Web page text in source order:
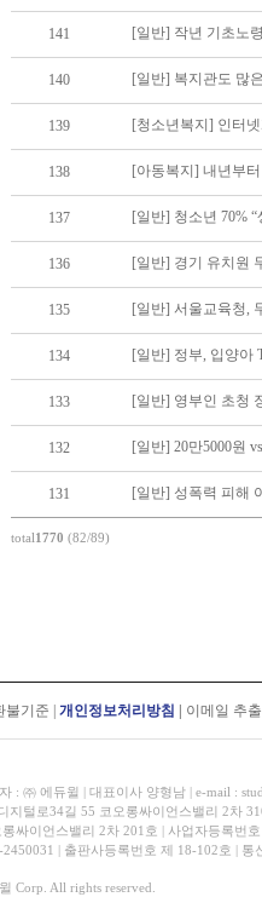
141 [일반] 작년 기초노
140 [일반] 복지관도 많
139 [청소년복지] 인터
138 [아동복지] 내년부
137 [일반] 청소년 70%
136 [일반] 경기 유치원
135
134 [일반] 정부, 입양아
133 [일반] 영부인 초청
132
131 [일반] 성폭력 피해
total1770 (82/89)
불기준 개인정보처리방침 이메일 추
: ㈜ 에듀윌 | 대표이사 양형남 | e-mail :
지털로34길 55 코오롱싸이언스밸리 2차
싸이언스밸리 2차 201호 | 사업자등록번
| 출판사등록번호 제 18-102호 |
Corp. All rights reserved.